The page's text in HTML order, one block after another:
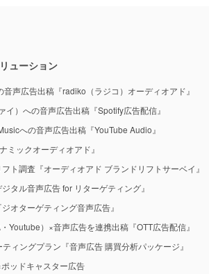
ューション
声広告出稿『radiko（ラジコ）オーディオアド』
イ）への音声広告出稿『Spotify広告配信』
への音声広告出稿『YouTube Audio』
ミックオーディオアド』
ト調査『オーディオアド ブランドリフトサーベイ』
タル音声広告 for リターゲティング』
オターゲティング音声広告』
Youtube）×音声広告を連携出稿『OTT広告配信』
ィングプラン『音声広告 購買分析パッケージ』
ッドキャスター広告